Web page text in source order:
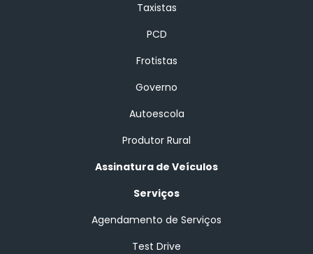
Taxistas
PCD
Frotistas
Governo
Autoescola
Produtor Rural
Assinatura de Veículos
Serviços
Agendamento de Serviços
Test Drive